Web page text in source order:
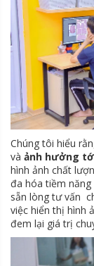
Chúng tôi hiểu
và ảnh hưởng
hình ảnh chất
đa hóa tiềm năng
sẵn lòng tư vấn
việc hiển thị hình
đem lại giá trị